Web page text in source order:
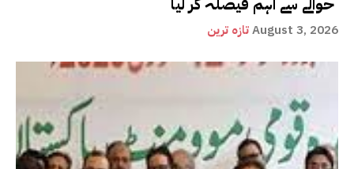
تازہ ترینAugust 3, 2026